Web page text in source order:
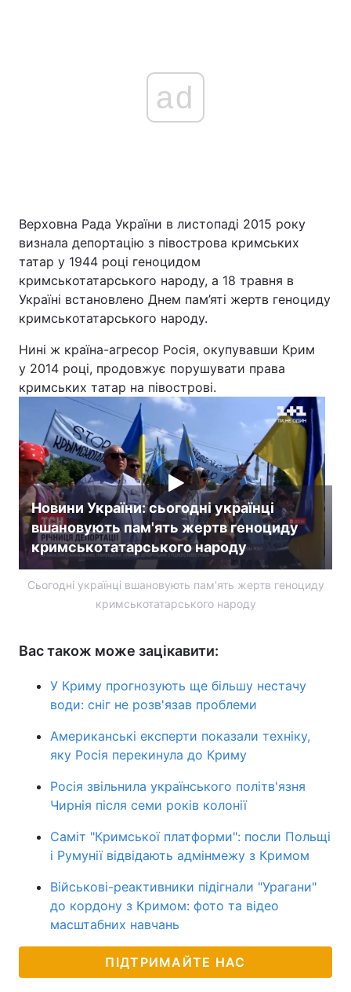
ad
Верховна Рада України в листопаді 2015 року
визнала депортацію з півострова кримських
татар у 1944 році геноцидом
кримськотатарського народу, а 18 травня в
Україні встановлено Днем пам’яті жертв геноциду
кримськотатарського народу.
Нині ж країна-агресор Росія, окупувавши Крим
у 2014 році, продовжує порушувати права
кримських татар на півострові.
Новини України: сьогодні українці
вшановують пам'ять жертв геноциду
кримськотатарського народу
Сьогодні українці вшановують пам'ять жертв геноциду
кримськотатарського народу
Вас також може зацікавити:
У Криму прогнозують ще більшу нестачу
води: сніг не розв'язав проблеми
Американські експерти показали техніку,
яку Росія перекинула до Криму
Росія звільнила українського політв'язня
Чирнія після семи років колонії
Саміт "Кримської платформи": посли Польщі
і Румунії відвідають адмінмежу з Кримом
Військові-реактивники підігнали "Урагани"
до кордону з Кримом: фото та відео
масштабних навчань
ПІДТРИМАЙТЕ НАС